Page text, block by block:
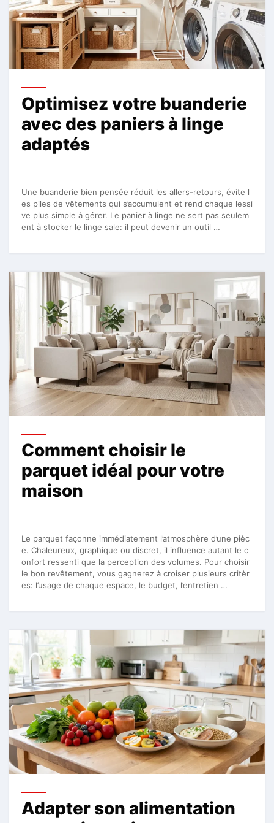
Optimisez votre buanderie
avec des paniers à linge
adaptés
Une buanderie bien pensée réduit les allers-retours, évite l
es piles de vêtements qui s’accumulent et rend chaque lessi
ve plus simple à gérer. Le panier à linge ne sert pas seulem
ent à stocker le linge sale: il peut devenir un outil …
Comment choisir le
parquet idéal pour votre
maison
Le parquet façonne immédiatement l’atmosphère d’une pièc
e. Chaleureux, graphique ou discret, il influence autant le c
onfort ressenti que la perception des volumes. Pour choisir
le bon revêtement, vous gagnerez à croiser plusieurs critèr
es: l’usage de chaque espace, le budget, l’entretien …
Adapter son alimentation